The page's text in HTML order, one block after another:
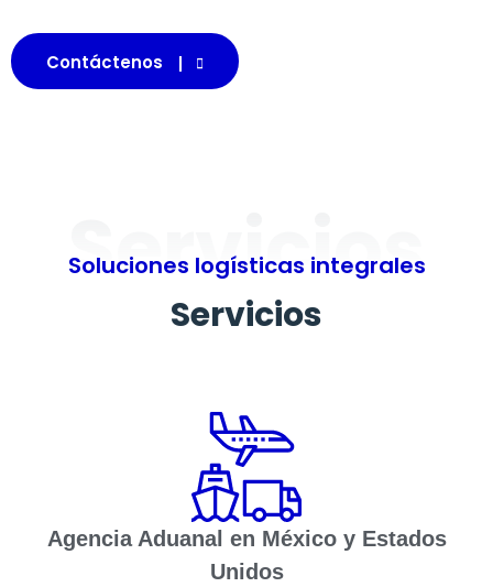
Contáctenos
Servicios
Soluciones logísticas integrales
Servicios
Agencia Aduanal en México y Estados
Unidos